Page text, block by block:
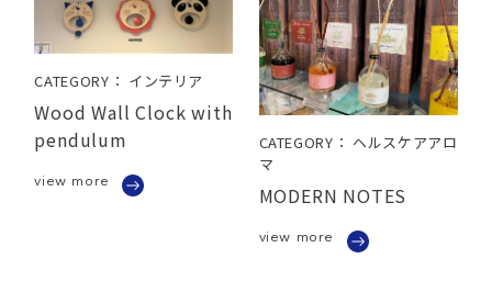
CATEGORY： インテリア
Wood Wall Clock with
pendulum
view more
CATEGORY： ヘルスケアアロ
マ
MODERN NOTES
view more